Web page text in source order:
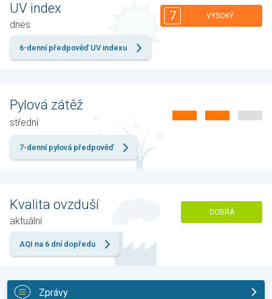
UV index
dnes
7 VYSOKÝ
6-denní předpověď UV indexu
Pylová zátěž
střední
7-denní pylová předpověď
Kvalita ovzduší
aktuální
DOBRÁ
AQI na 6 dní dopředu
Zprávy